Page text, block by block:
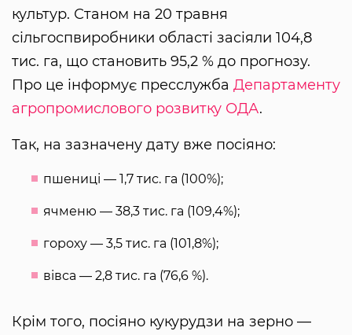
культур. Станом на 20 травня
сільгоспвиробники області засіяли 104,8
тис. га, що становить 95,2 % до прогнозу.
Про це інформує пресслужба Департаменту
агропромислового розвитку ОДА.
Так, на зазначену дату вже посіяно:
пшениці — 1,7 тис. га (100%);
ячменю — 38,3 тис. га (109,4%);
гороху — 3,5 тис. га (101,8%);
вівса — 2,8 тис. га (76,6 %).
Крім того, посіяно кукурудзи на зерно —